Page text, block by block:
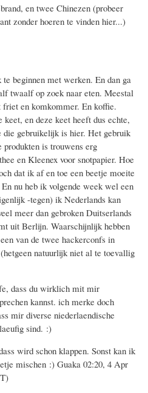
en twee Chinezen (probeer
zonder hoeren te vinden hier...)
beginnen met werken. En dan ga
twaalf op zoek naar eten. Meestal
en komkommer. En koffie.
en deze keet heeft dus echte,
gebruikelijk is hier. Het gebruik
produkten is trouwens erg
en Kleenex voor snotpapier. Hoe
dat ik af en toe een beetje moeite
nu heb ik volgende week wel een
-tegen) ik Nederlands kan
meer dan gebroken Duitserlands
uit Berlijn. Waarschijnlijk hebben
van de twee hackerconfs in
natuurlijk niet al te toevallig
dass du wirklich mit mir
kannst. ich merke doch
mir diverse niederlaendische
sind. :)
wird schon klappen. Sonst kan ik
mischen :) Guaka 02:20, 4 Apr